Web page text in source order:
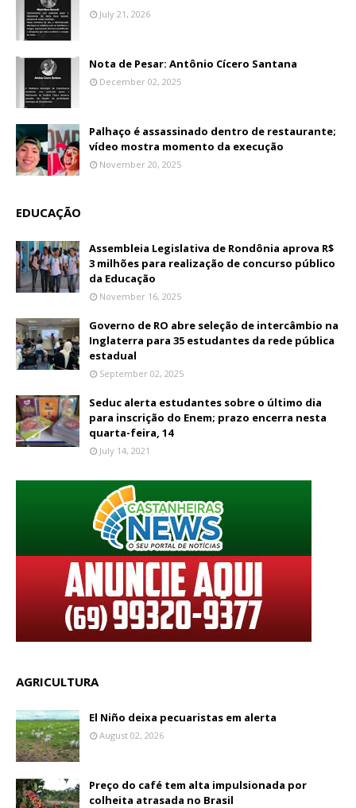
July 21, 2026
Nota de Pesar: Antônio Cícero Santana
December 02, 2025
Palhaço é assassinado dentro de restaurante;
vídeo mostra momento da execução
November 20, 2025
EDUCAÇÃO
Assembleia Legislativa de Rondônia aprova R$
3 milhões para realização de concurso público
da Educação
November 16, 2025
Governo de RO abre seleção de intercâmbio na
Inglaterra para 35 estudantes da rede pública
estadual
September 02, 2025
Seduc alerta estudantes sobre o último dia
para inscrição do Enem; prazo encerra nesta
quarta-feira, 14
July 14, 2021
AGRICULTURA
El Niño deixa pecuaristas em alerta
August 02, 2026
Preço do café tem alta impulsionada por
colheita atrasada no Brasil